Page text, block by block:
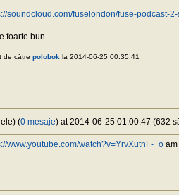
soundcloud.com/fuselondon/fuse-podcast-
foarte bun
de către polobok la 2014-06-25 00:35:41
(0 mesaje) at 2014-06-25 01:00:47 (632
www.youtube.com/watch?v=YrvXutnF-_o